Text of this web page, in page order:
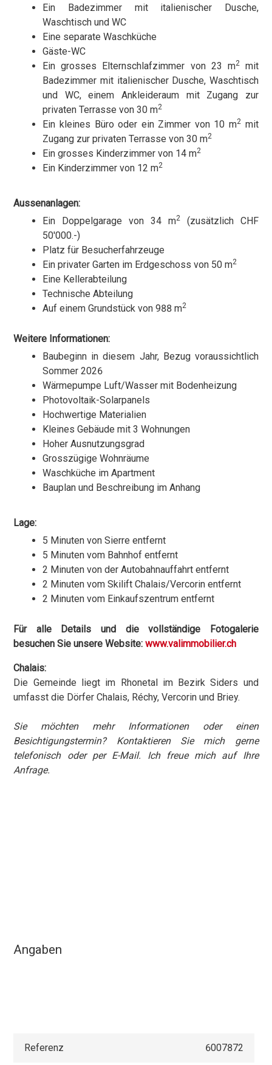
Ein Badezimmer mit italienischer Dusche,
Waschtisch und WC
Eine separate Waschküche
Gäste-WC
Ein grosses Elternschlafzimmer von 23 m2mit
Badezimmer mit italienischer Dusche, Waschtisch
und WC, einem Ankleideraum mit Zugang zur
privaten Terrasse von 30 m2
Ein kleines Büro oder ein Zimmer von 10 m2 mit
Zugang zur privaten Terrasse von 30 m2
Ein grosses Kinderzimmer von 14 m2
Ein Kinderzimmer von 12 m2
Aussenanlagen:
Ein Doppelgarage von 34 m2(zusätzlich CHF
50'000.-)
Platz für Besucherfahrzeuge
Ein privater Garten im Erdgeschoss von 50 m2
Eine Kellerabteilung
Technische Abteilung
Auf einem Grundstück von 988 m2
Weitere Informationen:
Baubeginn in diesem Jahr, Bezug voraussichtlich
Sommer 2026
Wärmepumpe Luft/Wasser mit Bodenheizung
Photovoltaik-Solarpanels
Hochwertige Materialien
Kleines Gebäude mit 3 Wohnungen
Hoher Ausnutzungsgrad
Grosszügige Wohnräume
Waschküche im Apartment
Bauplan und Beschreibung im Anhang
Lage:
5 Minuten von Sierre entfernt
5 Minuten vom Bahnhof entfernt
2 Minuten von der Autobahnauffahrt entfernt
2 Minuten vom Skilift Chalais/Vercorin entfernt
2 Minuten vom Einkaufszentrum entfernt
Für alle Details und die vollständige Fotogalerie
besuchen Sie unsere Website:www.valimmobilier.ch
Chalais:
Die Gemeinde liegt im Rhonetal im Bezirk Siders und
umfasst die Dörfer Chalais, Réchy, Vercorin und Briey.
Sie möchten mehr Informationen oder einen
Besichtigungstermin?
Kontaktieren Sie mich gerne
telefonisch oder per E-Mail. Ich freue mich auf Ihre
Anfrage.
Angaben
Referenz 6007872